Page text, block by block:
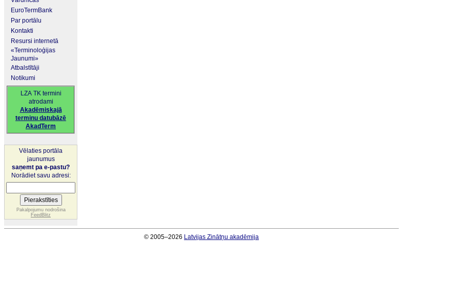
EuroTermBank
Par portālu
Kontakti
Resursi internetā
«Terminoloģijas
Jaunumi»
Atbalstītāji
Notikumi
LZA TK termini
atrodami
Akadēmiskajā
terminu datubāzē
AkadTerm
Vēlaties portāla
jaunumus
saņemt pa e-pastu?
Norādiet savu adresi:
Pakalpojumu nodrošina
FeedBlitz
© 2005–2026 Latvijas Zinātņu akadēmija